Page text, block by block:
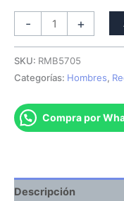
- +
SKU: RMB5705
Categorías: Hombres,
Compra por
Descripción